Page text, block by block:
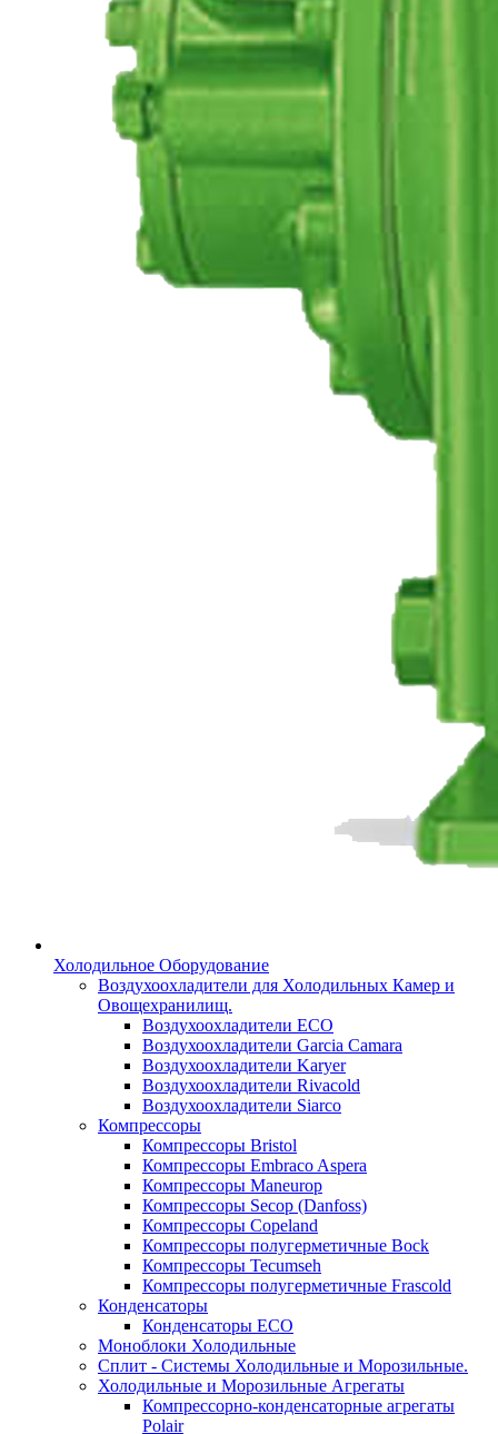
Холодильное Оборудование
Воздухоохладители для Холодильных Камер и
Овощехранилищ.
Воздухоохладители ECO
Воздухоохладители Garcia Camara
Воздухоохладители Karyer
Воздухоохладители Rivacold
Воздухоохладители Siarco
Компрессоры
Компрессоры Bristol
Компрессоры Embraco Aspera
Компрессоры Maneurop
Компрессоры Secop (Danfoss)
Компрессоры Copeland
Компрессоры полугерметичные Bock
Компрессоры Tecumseh
Компрессоры полугерметичные Frascold
Конденсаторы
Конденсаторы ECO
Моноблоки Холодильные
Сплит - Системы Холодильные и Морозильные.
Холодильные и Морозильные Агрегаты
Компрессорно-конденсаторные агрегаты
Polair